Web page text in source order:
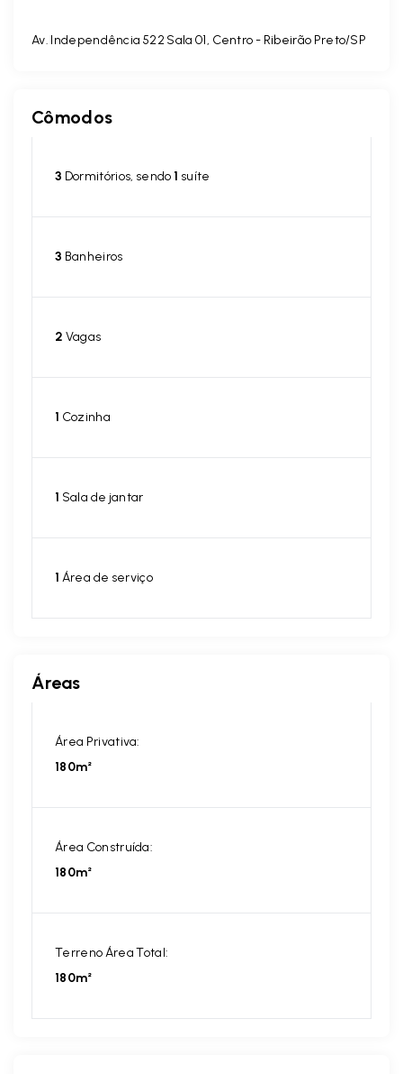
Av. Independência 522 Sala 01, Centro - Ribeirão Preto/SP
Cômodos
3 Dormitórios, sendo1 suíte
3 Banheiros
2 Vagas
1 Cozinha
1 Sala de jantar
1 Área de serviço
Áreas
Área Privativa:
180m²
Área Construída:
180m²
Terreno Área Total:
180m²